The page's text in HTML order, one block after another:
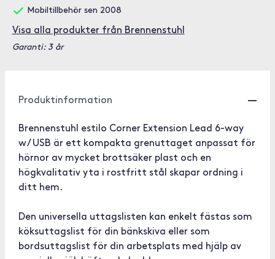
Mobiltillbehör sen 2008
Visa alla produkter från Brennenstuhl
Garanti: 3 år
Produktinformation
Brennenstuhl estilo Corner Extension Lead 6-way
w/ USB är ett kompakta grenuttaget anpassat för
hörnor av mycket brottsäker plast och en
högkvalitativ yta i rostfritt stål skapar ordning i
ditt hem.
Den universella uttagslisten kan enkelt fästas som
köksuttagslist för din bänkskiva eller som
bordsuttagslist för din arbetsplats med hjälp av